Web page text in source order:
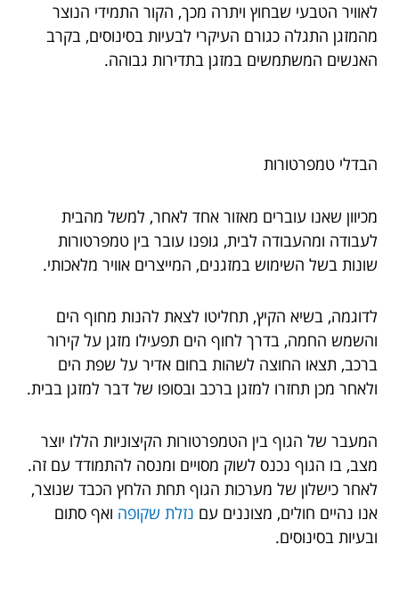
לאוויר הטבעי שבחוץ ויתרה מכך, הקור התמידי הנוצר
מהמזגן התגלה כגורם העיקרי לבעיות בסינוסים, בקרב
האנשים המשתמשים במזגן בתדירות גבוהה.
הבדלי טמפרטורות
מכיוון שאנו עוברים מאזור אחד לאחר, למשל מהבית
לעבודה ומהעבודה לבית, גופנו עובר בין טמפרטורות
שונות בשל השימוש במזגנים, המייצרים אוויר מלאכותי.
לדוגמה, בשיא הקיץ, תחליטו לצאת להנות מחוף הים
והשמש החמה, בדרך לחוף הים תפעילו מזגן על קירור
ברכב, תצאו החוצה לשהות בחום אדיר על שפת הים
ולאחר מכן תחזרו למזגן ברכב ובסופו של דבר למזגן בבית.
המעבר של הגוף בין הטמפרטורות הקיצוניות הללו יוצר
מצב, בו הגוף נכנס לשוק מסויים ומנסה להתמודד עם זה.
לאחר כישלון של מערכות הגוף תחת הלחץ הכבד שנוצר,
אנו נהיים חולים, מצוננים עם נזלת שקופה ואף סתום
ובעיות בסינוסים.